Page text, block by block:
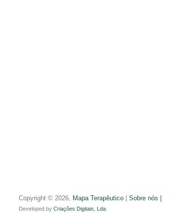
Copyright © 2026, Mapa Terapêutico Sobre nós |
Developed by Criações Digitais, Lda